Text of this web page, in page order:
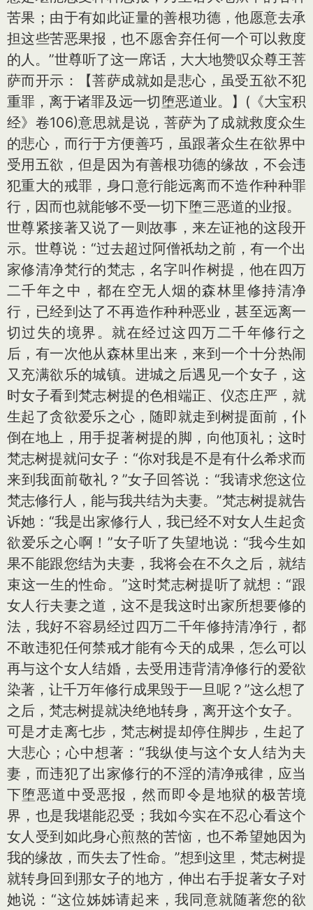
苦果；由于有如此证量的善根功德，他愿意去承
担这些苦恶果报，也不愿舍弃任何一个可以救度
的人。”世尊听了这一席话，大大地赞叹众尊王菩
萨而开示：【菩萨成就如是悲心，虽受五欲不犯
重罪，离于诸罪及远一切堕恶道业。】(《大宝积
经》卷106)意思就是说，菩萨为了成就救度众生
的悲心，而行于方便善巧，虽跟著众生在欲界中
受用五欲，但是因为有善根功德的缘故，不会违
犯重大的戒罪，身口意行能远离而不造作种种罪
行，因而也就能够不受一切下堕三恶道的业报。
世尊紧接著又说了一则故事，来左证祂的这段开
示。世尊说：“过去超过阿僧祇劫之前，有一个出
家修清净梵行的梵志，名字叫作树提，他在四万
二千年之中，都在空无人烟的森林里修持清净
行，已经到达了不再造作种种恶业，甚至远离一
切过失的境界。就在经过这四万二千年修行之
后，有一次他从森林里出来，来到一个十分热闹
又充满欲乐的城镇。进城之后遇见一个女子，这
时女子看到梵志树提的色相端正、仪态庄严，就
生起了贪欲爱乐之心，随即就走到树提面前，仆
倒在地上，用手捉著树提的脚，向他顶礼；这时
梵志树提就问女子：“你对我是不是有什么希求而
来到我面前敬礼？”女子回答说：“我请求您这位
梵志修行人，能与我共结为夫妻。”梵志树提就告
诉她：“我是出家修行人，我已经不对女人生起贪
欲爱乐之心啊！”女子听了失望地说：“我今生如
果不能跟您结为夫妻，我将会在不久之后，就结
束这一生的性命。”这时梵志树提听了就想：“跟
女人行夫妻之道，这不是我这时出家所想要修的
法，我好不容易经过四万二千年修持清净行，都
不敢违犯任何禁戒才能有今天的成果，怎么可以
再与这个女人结婚，去受用违背清净修行的爱欲
染著，让千万年修行成果毁于一旦呢？”这么想了
之后，梵志树提就决绝地转身，离开这个女子。
可是才走离七步，梵志树提却停住脚步，生起了
大悲心；心中想著：“我纵使与这个女人结为夫
妻，而违犯了出家修行的不淫的清净戒律，应当
下堕恶道中受恶报，然而即令是地狱的极苦境
界，也是我堪能忍受；我如今实在不忍心看这个
女人受到如此身心煎熬的苦恼，也不希望她因为
我的缘故，而失去了性命。”想到这里，梵志树提
就转身回到那女子的地方，伸出右手捉著女子对
她说：“这位姊姊请起来，我同意就随著您的欲